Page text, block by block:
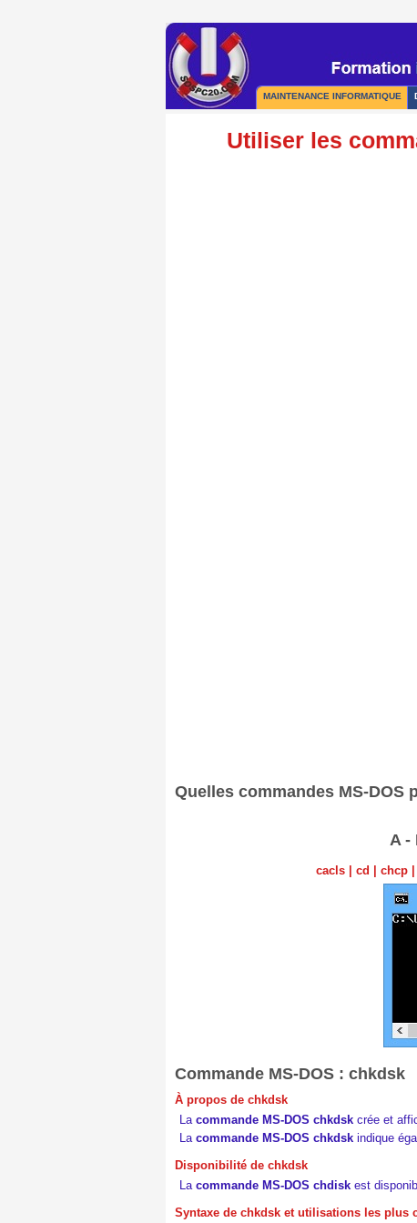
MAINTENANCE INFORMATIQUE
Utiliser les
Quelles commandes MS-DOS
A-
cacls| cd chcp|
Commande MS-DOS : chkdsk
À propos de chkdsk
La commande MS-DOS chkdsk crée et
La commande MS-DOS chkdsk indique
Disponibilité de chkdsk
La commande MS-DOS chdisk est
Syntaxe de chkdsk et utilisations les plus